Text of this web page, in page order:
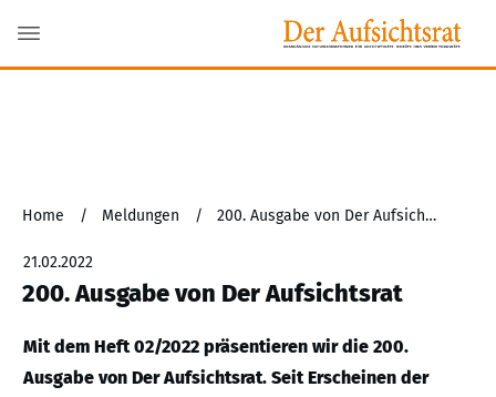
Home / Meldungen / 200. Ausgabe von Der Aufsichtsrat
21.02.2022
200. Ausgabe von Der Aufsichtsrat
Mit dem Heft 02/2022 präsentieren wir die 200.
Ausgabe von Der Aufsichtsrat. Seit Erscheinen der